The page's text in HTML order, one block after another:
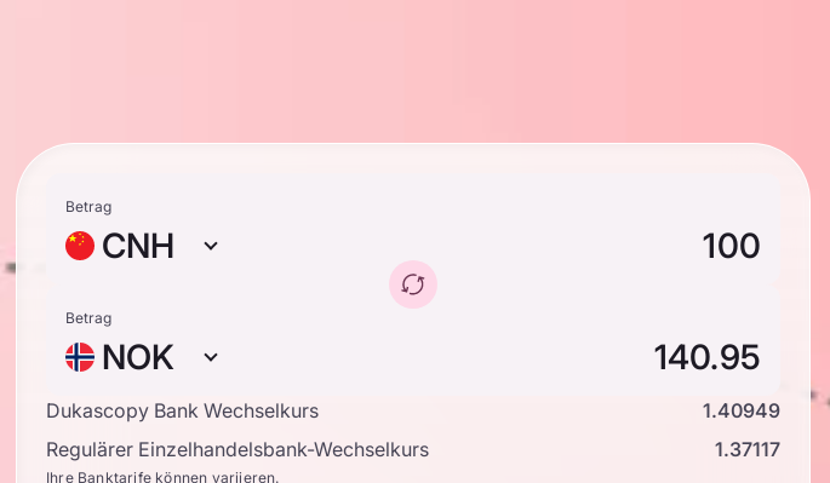
Betrag
CNH
Betrag
NOK
Dukascopy Bank Wechselkurs
1.40949
Regulärer Einzelhandelsbank-Wechselkurs
1.37117
Ihre Banktarife können variieren.